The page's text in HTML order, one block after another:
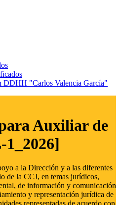
DDHH "Carlos Valencia García"
Auxiliar de
a la Dirección y a las diferentes
de la CCJ, en temas jurídicos,
de información y comunicación
y representación jurídica de